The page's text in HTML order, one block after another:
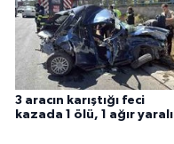
3 aracın karıştığı feci
kazada 1 ölü, 1 ağır yaralı